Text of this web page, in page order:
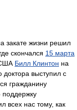
закате жизни решил
где скончался 15 марта
США Билл Клинтон на
выступил с
гражданину
всех нас тому, как